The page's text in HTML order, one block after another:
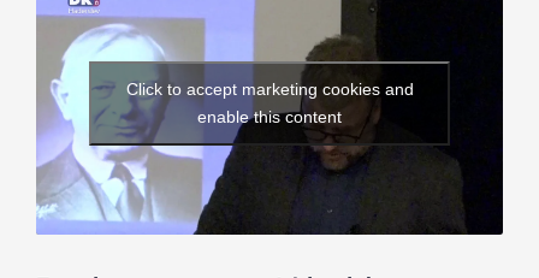
Larger
Image
Click to accept marketing cookies and
enable this content